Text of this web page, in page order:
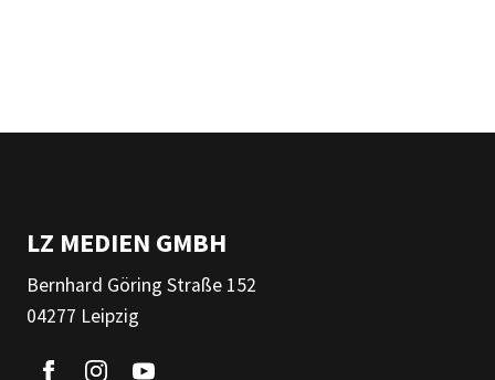
LZ MEDIEN GMBH
Bernhard Göring Straße 152
04277 Leipzig